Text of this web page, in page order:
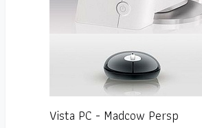
Vista PC - Madcow Persp